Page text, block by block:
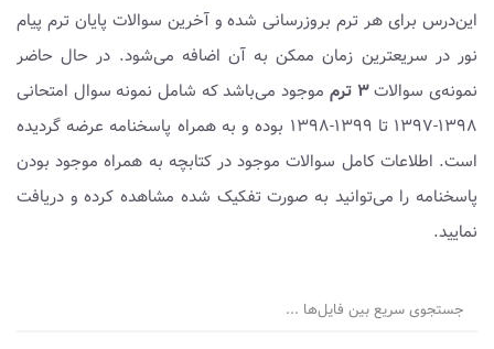
این‌درس برای هر ترم بروزرسانی شده و آخرین سوالات پایان ترم پیام
نور در سریعترین زمان ممکن به آن اضافه می‌شود. در حال حاضر
نمونه‌ی سوالات۳ ترم
موجود می‌باشد که شامل نمونه سوال امتحانی
۱۳۹۸-۱۳۹۷ تا ۱۳۹۹-۱۳۹۸ بوده و به همراه پاسخنامه عرضه گردیده
است. اطلاعات کامل سوالات موجود در کتابچه به همراه موجود بودن
پاسخنامه را می‌توانید به صورت تفکیک شده مشاهده کرده و دریافت
نمایید.
جستجوی سریع بین فایل‌ها ...